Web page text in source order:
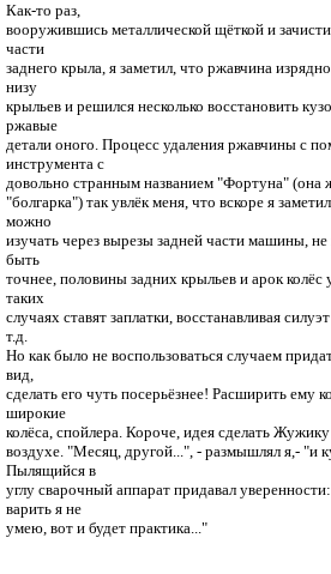
Как-то раз,
вооружившись металлической щёткой и
части
заднего крыла, я заметил, что ржавчина
низу
крыльев и решился несколько восстановить
ржавые
детали оного. Процесс удаления ржавчины с
инструмента с
довольно странным названием "Фортуна"
"болгарка") так увлёк меня, что вскоре я
можно
изучать через вырезы задней части машины,
быть
точнее, половины задних крыльев и арок
таких
случаях ставят заплатки, восстанавливая
т.д.
Но как было не воспользоваться случаем
вид,
сделать его чуть посерьёзнее! Расширить ему
широкие
колёса, спойлера. Короче, идея сделать
воздухе. "Месяц, другой...", - размышлял я,- "и
Пылящийся в
углу сварочный аппарат придавал
варить я не
умею, вот и будет практика..."